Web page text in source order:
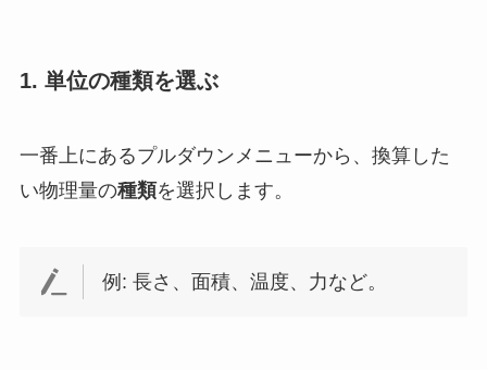
1. 単位の種類を選ぶ
一番上にあるプルダウンメニューから、換算した
い物理量の種類を選択します。
例: 長さ、面積、温度、力など。